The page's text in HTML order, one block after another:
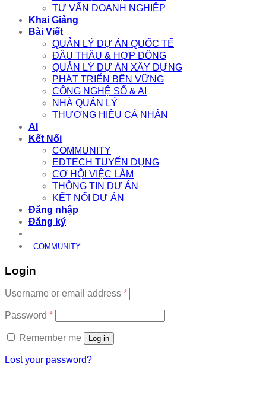
TƯ VẤN DOANH NGHIỆP
Khai Giảng
Bài Viết
QUẢN LÝ DỰ ÁN QUỐC TẾ
ĐẤU THẦU & HỢP ĐỒNG
QUẢN LÝ DỰ ÁN XÂY DỰNG
PHÁT TRIỂN BỀN VỮNG
CÔNG NGHỆ SỐ & AI
NHÀ QUẢN LÝ
THƯƠNG HIỆU CÁ NHÂN
AI
Kết Nối
COMMUNITY
EDTECH TUYỂN DỤNG
CƠ HỘI VIỆC LÀM
THÔNG TIN DỰ ÁN
KẾT NỐI DỰ ÁN
Đăng nhập
Đăng ký
COMMUNITY
Login
Username or email address *Required
Password *Required
Remember me Log in
Lost your password?